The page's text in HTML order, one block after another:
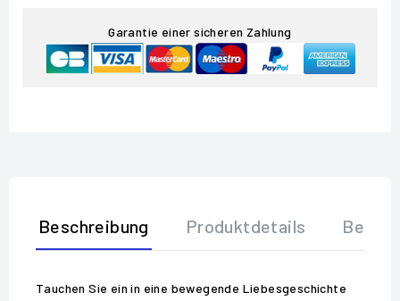
Garantie einer sicheren Zahlung
Beschreibung Produktdetails
Tauchen Sie ein in eine bewegende Liebesgeschichte